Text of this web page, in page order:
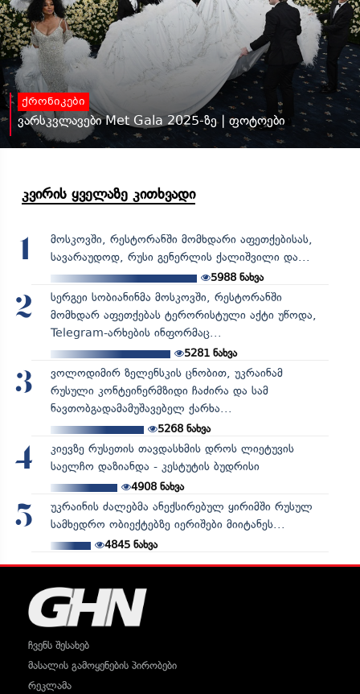
ქრონიკები
ვარსკვლავები Met Gala 2025-ზე | ფოტოები
კვირის ყველაზე კითხვადი
1
მოსკოვში, რესტორანში მომხდარი აფეთქებისას,
სავარაუდოდ, რუსი გენერლის ქალიშვილი და...
5988 ნახვა
2
სერგეი სობიანინმა მოსკოვში, რესტორანში
მომხდარ აფეთქებას ტერორისტული აქტი უწოდა,
Telegram-არხების ინფორმაც...
5281ნახვა
3
ვოლოდიმირ ზელენსკის ცნობით, უკრაინამ
რუსული კონტეინერმზიდი ჩაძირა და სამ
ნავთობგადამამუშავებელ ქარხა...
5268ნახვა
4
კიევზე რუსეთის თავდასხმის დროს ლიეტუვის
საელჩო დაზიანდა - კესტუტის ბუდრისი
4908ნახვა
5
უკრაინის ძალებმა ანექსირებულ ყირიმში რუსულ
სამხედრო ობიექტებზე იერიშები მიიტანეს...
4845ნახვა
ჩვენს შესახებ
მასალის გამოყენების პირობები
რეკლამა